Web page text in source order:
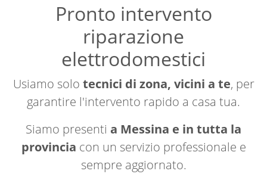
Pronto intervento
riparazione
elettrodomestici
Usiamo solo tecnici di zona, vicini a te, per
garantire l'intervento rapido a casa tua.
Siamo presenti a Messina e in tutta la
provincia con un servizio professionale e
sempre aggiornato.